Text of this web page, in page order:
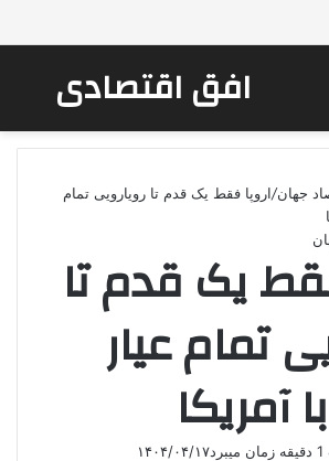
افق اقتصادی
جهان/اروپا فقط یک قدم تا رویارویی تمام
یک قدم تا
تمام عیار
آمریکا
۱۴۰۴/۰۴/۱۷